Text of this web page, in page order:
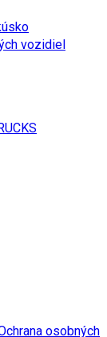
vozidiel
osobných